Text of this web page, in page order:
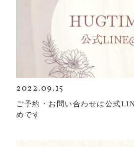
2022.09.15
ご予約・お問い合わせは公式
めです